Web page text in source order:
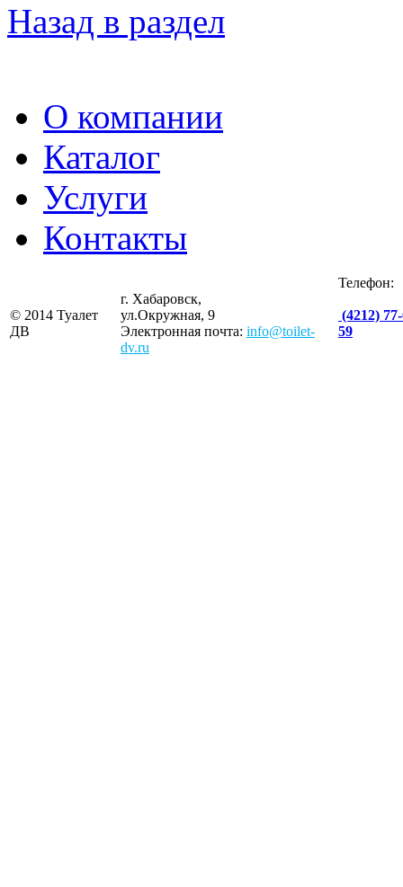
Назад в раздел
О компании
Каталог
Услуги
Контакты
© 2014 Туалет
ДВ
г. Хабаровск,
ул.Окружная, 9
Электронная почта: info@toilet-
dv.ru
Телефон:
(4212)
59